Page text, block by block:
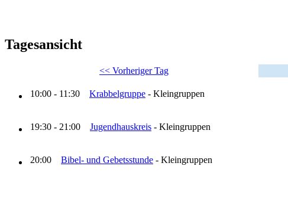
Tagesansicht
<< Vorheriger Tag
10:00 - 11:30 Krabbelgruppe - Kleingruppen
19:30 - 21:00 Jugendhauskreis - Kleingruppen
20:00 Bibel- und Gebetsstunde - Kleingruppen